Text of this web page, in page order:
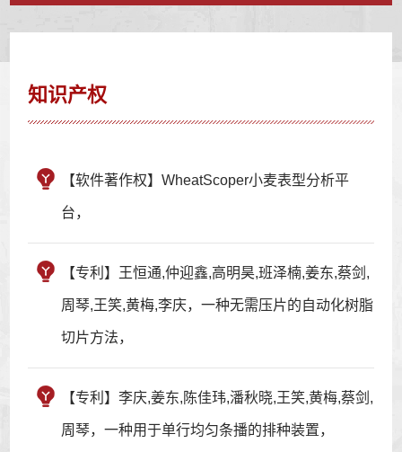
知识产权
【软件著作权】WheatScoper小麦表型分析平
台，
【专利】王恒通,仲迎鑫,高明昊,班泽楠,姜东,蔡剑,
周琴,王笑,黄梅,李庆，一种无需压片的自动化树脂
切片方法，
【专利】李庆,姜东,陈佳玮,潘秋晓,王笑,黄梅,蔡剑,
周琴，一种用于单行均匀条播的排种装置，